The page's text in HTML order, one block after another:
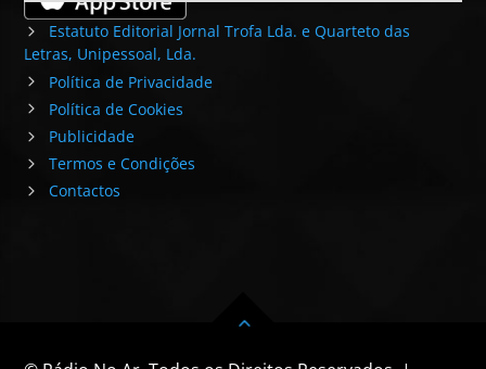
Estatuto Editorial Jornal Trofa Lda. e Quarteto das
Letras, Unipessoal, Lda.
Política de Privacidade
Política de Cookies
Publicidade
Termos e Condições
Contactos